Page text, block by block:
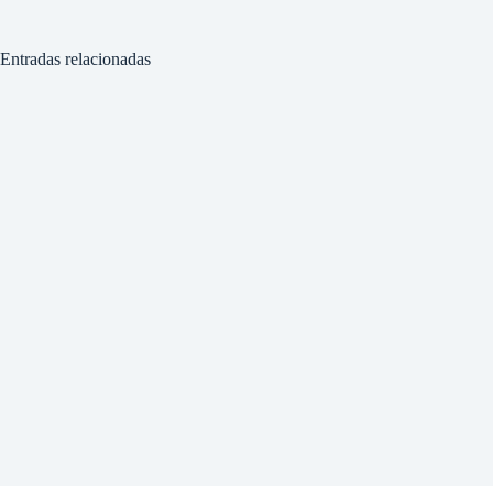
Entradas relacionadas